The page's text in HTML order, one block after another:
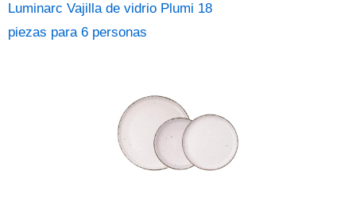
Luminarc Vajilla de vidrio Plumi 18
piezas para 6 personas